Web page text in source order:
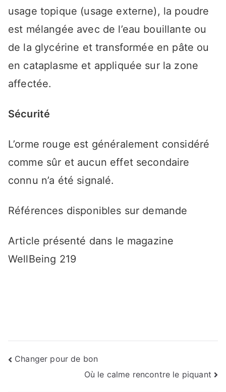
usage topique (usage externe), la poudre
est mélangée avec de l’eau bouillante ou
de la glycérine et transformée en pâte ou
en cataplasme et appliquée sur la zone
affectée.
Sécurité
L’orme rouge est généralement considéré
comme sûr et aucun effet secondaire
connu n’a été signalé.
Références disponibles sur demande
Article présenté dans le magazine
WellBeing 219
Navigation
Changer pour de bon
Où le calme rencontre le piquant